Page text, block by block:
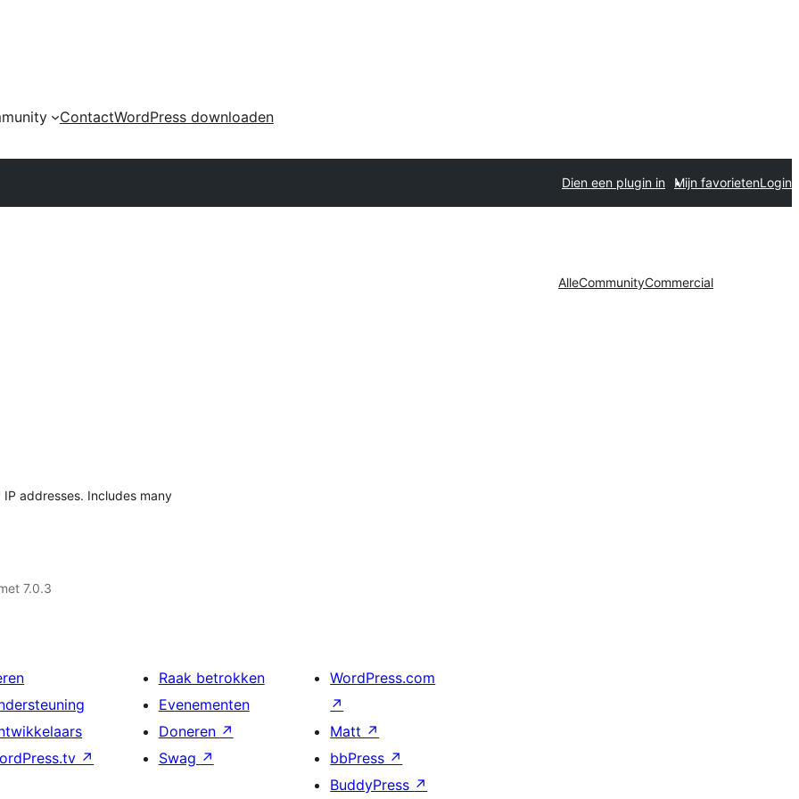
ContactWordPress downloaden
Dien een plugin in Mijn favorietenLogin
AlleCommunityCommercial
addresses. Includes many
7.0.3
↗
Raak betrokken
Evenementen
Doneren ↗
Swag ↗
WordPress.com
↗
Matt ↗
bbPress ↗
BuddyPress ↗